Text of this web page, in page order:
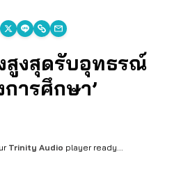
สูงสุดรับอุทธรณ์
ารศึกษา’
Trinity Audio player ready...